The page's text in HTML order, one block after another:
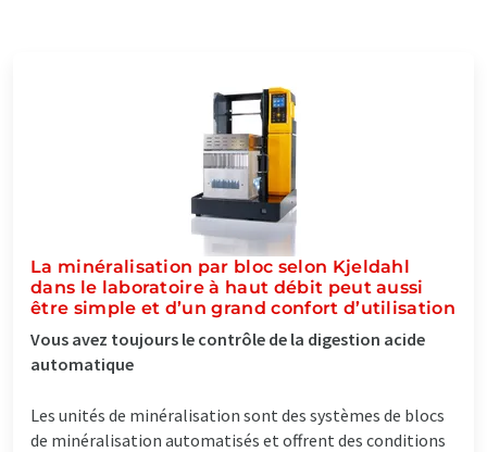
La minéralisation par bloc selon Kjeldahl
dans le laboratoire à haut débit peut aussi
être simple et d’un grand confort d’utilisation
Vous avez toujours le contrôle de la digestion acide
automatique
Les unités de minéralisation sont des systèmes de blocs
de minéralisation automatisés et offrent des conditions